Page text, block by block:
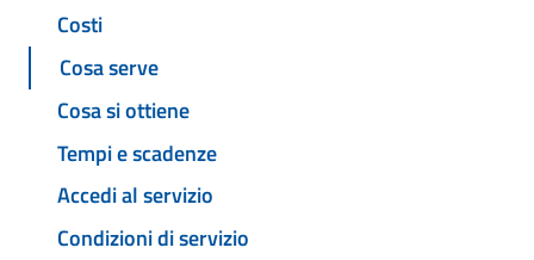
Costi
Cosa serve
Cosa si ottiene
Tempi e scadenze
Accedi al servizio
Condizioni di servizio